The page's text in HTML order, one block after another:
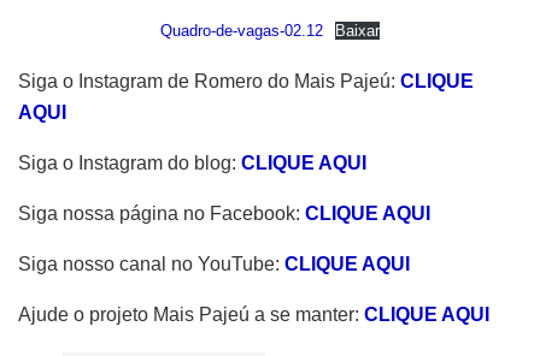
Quadro-de-vagas-02.12 Baixar
Siga o Instagram de Romero do Mais Pajeú: CLIQUE
AQUI
Siga o Instagram do blog: CLIQUE AQUI
Siga nossa página no Facebook: CLIQUE AQUI
Siga nosso canal no YouTube: CLIQUE AQUI
Ajude o projeto Mais Pajeú a se manter: CLIQUE AQUI